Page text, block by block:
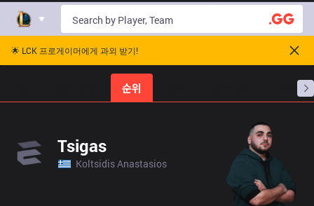
🌟 LCK 프로게이머에게 과외 받기!
순위 프로빌
Tsigas
Koltsidis Anastasios